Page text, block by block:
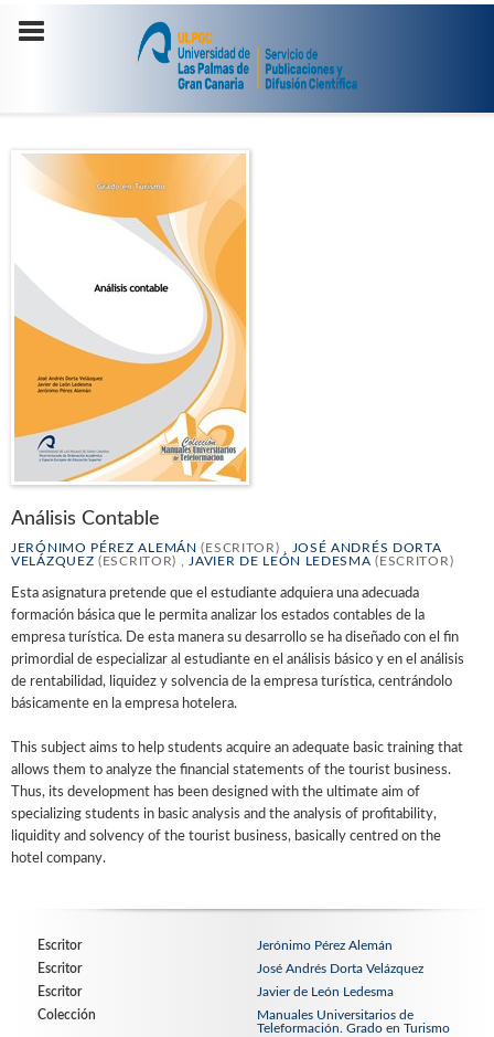
Análisis Contable
JERÓNIMO PÉREZ ALEMÁN (ESCRITOR) ,
JOSÉ ANDRÉS DORTA
VELÁZQUEZ (ESCRITOR) , JAVIER DE LEÓN LEDESMA (ESCRITOR)
Esta asignatura pretende que el estudiante adquiera una adecuada
formación básica que le permita analizar los estados contables de la
empresa turística. De esta manera su desarrollo se ha diseñado con el fin
primordial de especializar al estudiante en el análisis básico y en el análisis
de rentabilidad, liquidez y solvencia de la empresa turística, centrándolo
básicamente en la empresa hotelera.
This subject aims to help students acquire an adequate basic training that
allows them to analyze the financial statements of the tourist business.
Thus, its development has been designed with the ultimate aim of
specializing students in basic analysis and the analysis of profitability,
liquidity and solvency of the tourist business, basically centred on the
hotel company.
Escritor
Jerónimo Pérez Alemán
Escritor
José Andrés Dorta Velázquez
Escritor
Javier de León Ledesma
Colección
Manuales Universitarios de
Teleformación. Grado en Turismo